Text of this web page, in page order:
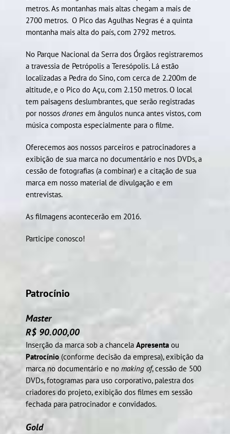
metros. As montanhas mais altas chegam a mais de
2700 metros. O Pico das Agulhas Negras é a quinta
montanha mais alta do país, com 2792 metros.
No Parque Nacional da Serra dos Órgãos registraremos
a travessia de Petrópolis a Teresópolis. Lá estão
localizadas a Pedra do Sino, com cerca de 2.200m de
altitude, e o Pico do Açu, com 2.150 metros. O local
tem paisagens deslumbrantes, que serão registradas
por nossos drones em ângulos nunca antes vistos, com
música composta especialmente para o filme.
Oferecemos aos nossos parceiros e patrocinadores a
exibição de sua marca no documentário e nos DVDs, a
cessão de fotografias (a combinar) e a citação de sua
marca em nosso material de divulgação e em
entrevistas.
As filmagens acontecerão em 2016.
Participe conosco!
Patrocínio
Master
R$ 90.000,00
Inserção da marca sob a chancela Apresenta ou
Patrocínio (conforme decisão da empresa), exibição da
marca no documentário e no making of, cessão de 500
DVDs, fotogramas para uso corporativo, palestra dos
criadores do projeto, exibição dos filmes em sessão
fechada para patrocinador e convidados.
Gold